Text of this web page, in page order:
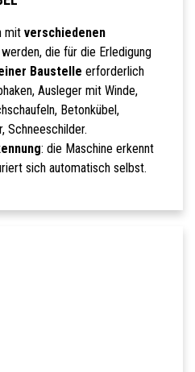
mit verschiedenen
die für die Erledigung
Baustelle erforderlich
Ausleger mit Winde,
Betonkübel,
Schneeschilder.
: die Maschine erkennt
sich automatisch selbst.